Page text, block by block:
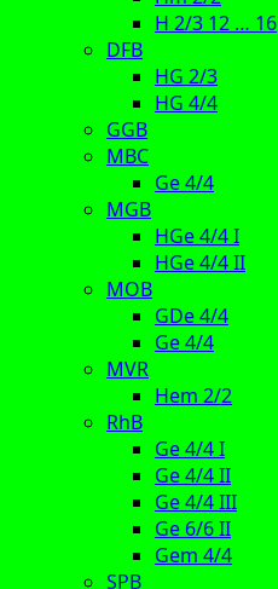
H 2/3 12 … 16
DFB
HG 2/3
HG 4/4
GGB
MBC
Ge 4/4
MGB
HGe 4/4 I
HGe 4/4 II
MOB
GDe 4/4
Ge 4/4
MVR
Hem 2/2
RhB
Ge 4/4 I
Ge 4/4 II
Ge 4/4 III
Ge 6/6 II
Gem 4/4
SPB